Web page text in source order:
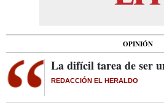
OPINIÓN
La difícil tarea de ser
REDACCIÓN EL HERALDO